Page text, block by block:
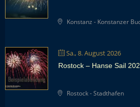
Konstanz - Konstanzer
Sa., 8. August 2026
Rostock – Hanse Sail
Rostock - Stadthafen